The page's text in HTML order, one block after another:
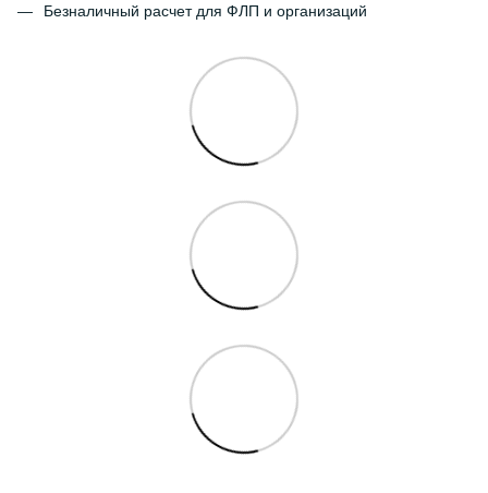
Безналичный расчет для ФЛП и организаций